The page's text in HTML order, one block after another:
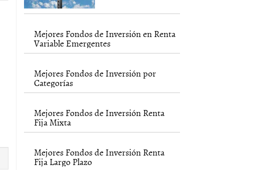
Mejores Fondos de Inversión en Renta
Variable Emergentes
Mejores Fondos de Inversión por
Categorías
Mejores Fondos de Inversión Renta
Fija Mixta
Mejores Fondos de Inversión Renta
Fija Largo Plazo